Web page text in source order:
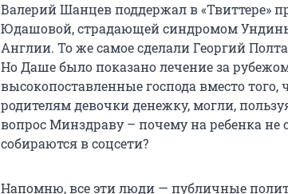
Валерий Шанцев поддержал в «Твиттере»
Юдашовой, страдающей синдромом
Англии. То же самое сделали Георгий
Но Даше было показано лечение за
высокопоставленные господа вместо
родителям девочки денежку, могли,
вопрос Минздраву – почему на ребенка не
собираются в соцсети?
Напомню, все эти люди — публичные